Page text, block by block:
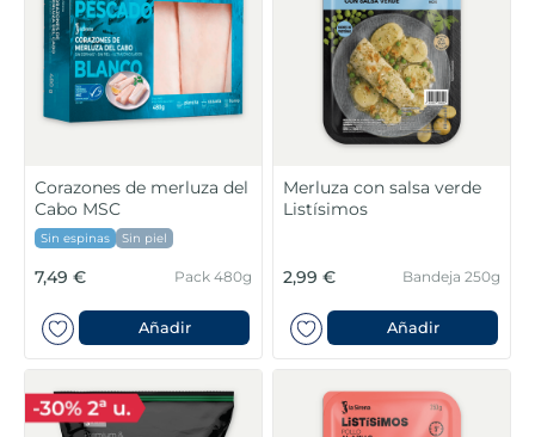
Corazones de merluza del
Cabo MSC
Sin espinas Sin piel
7,49 € Pack 480g
Añadir
Merluza con salsa verde
Listísimos
2,99 € Bandeja 250g
Añadir